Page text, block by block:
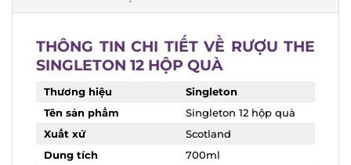
THÔNG TIN CHI TIẾT VỀ RƯỢU THE
SINGLETON 12 HỘP QUÀ
Thương hiệu
Singleton
Tên sản phẩm
Singleton 12 hộp quà
Xuất xứ
Scotland
Dung tích
700ml